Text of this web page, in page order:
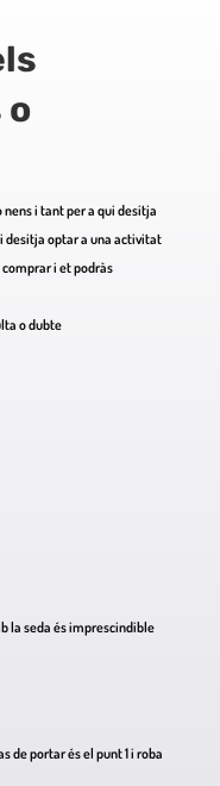
o
i tant per a qui desitja
desitja optar a una activitat
i et podràs
o dubte
la seda és imprescindible
de portar és el punt 1 i roba